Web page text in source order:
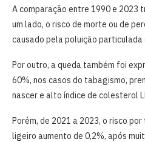
A comparação entre 1990 e 2023
um lado, o risco de morte ou de
causado pela poluição particulada
Por outro, a queda também foi
60%, nos casos do tabagismo,
nascer e alto índice de colesterol
Porém, de 2021 a 2023, o risco
ligeiro aumento de 0,2%, após